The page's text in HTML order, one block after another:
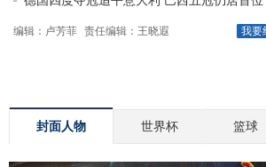
我要
编辑：卢芳菲 责任编辑：王晓遐
封面人物 世界杯 篮球